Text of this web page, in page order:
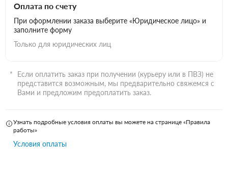
Оплата по счету
При оформлении заказа выберите «Юридическое лицо» и
заполните форму
Только для юридических лиц
Если оплатить заказ при получении (курьеру или в ПВЗ) не
представится возможным, мы предварительно свяжемся с
Вами и предложим предоплатить заказ.
Узнать подробные условия оплаты вы можете на странице «Правила
работы»
Условия оплаты